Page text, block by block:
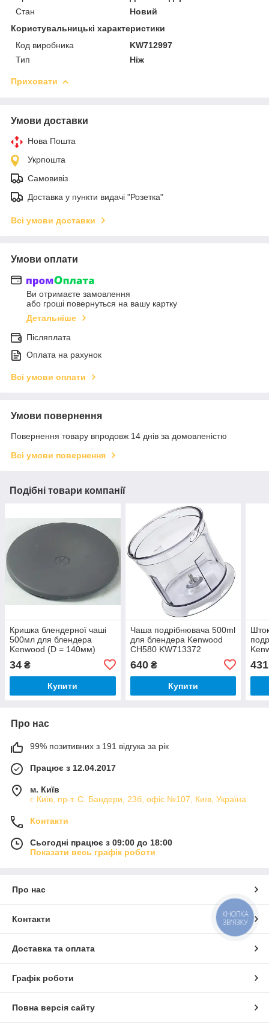
Стан
Новий
Користувальницькі характеристики
Код виробника
KW712997
Тип
Ніж
Приховати
Умови доставки
Нова Пошта
Укрпошта
Самовивіз
Доставка у пункти видачі "Розетка"
Всі умови доставки
Умови оплати
Ви отримаєте замовлення
або гроші повернуться на вашу картку
Детальніше
Післяплата
Оплата на рахунок
Всі умови оплати
Умови повернення
Повернення товару впродовж 14 днів за домовленістю
Всі умови повернення
Подібні товари компанії
Кришка блендерної чаші
500мл для блендера
Kenwood (D = 140мм)
34 ₴
Купити
Чаша подрібнювача 500ml
для блендера Kenwood
CH580 KW713372
640₴
Купити
431
Про нас
99% позитивних з 191 відгука за рік
Працює з 12.04.2017
м. Київ
г. Київ, пр-т. С. Бандери, 23б, офіс №107, Київ, Україна
Контакти
Сьогодні працює з 09:00 до 18:00
Показати весь графік роботи
Про нас
Контакти
Доставка та оплата
Графік роботи
Повна версія сайту
КНОПКА
ЗВ'ЯЗКУ